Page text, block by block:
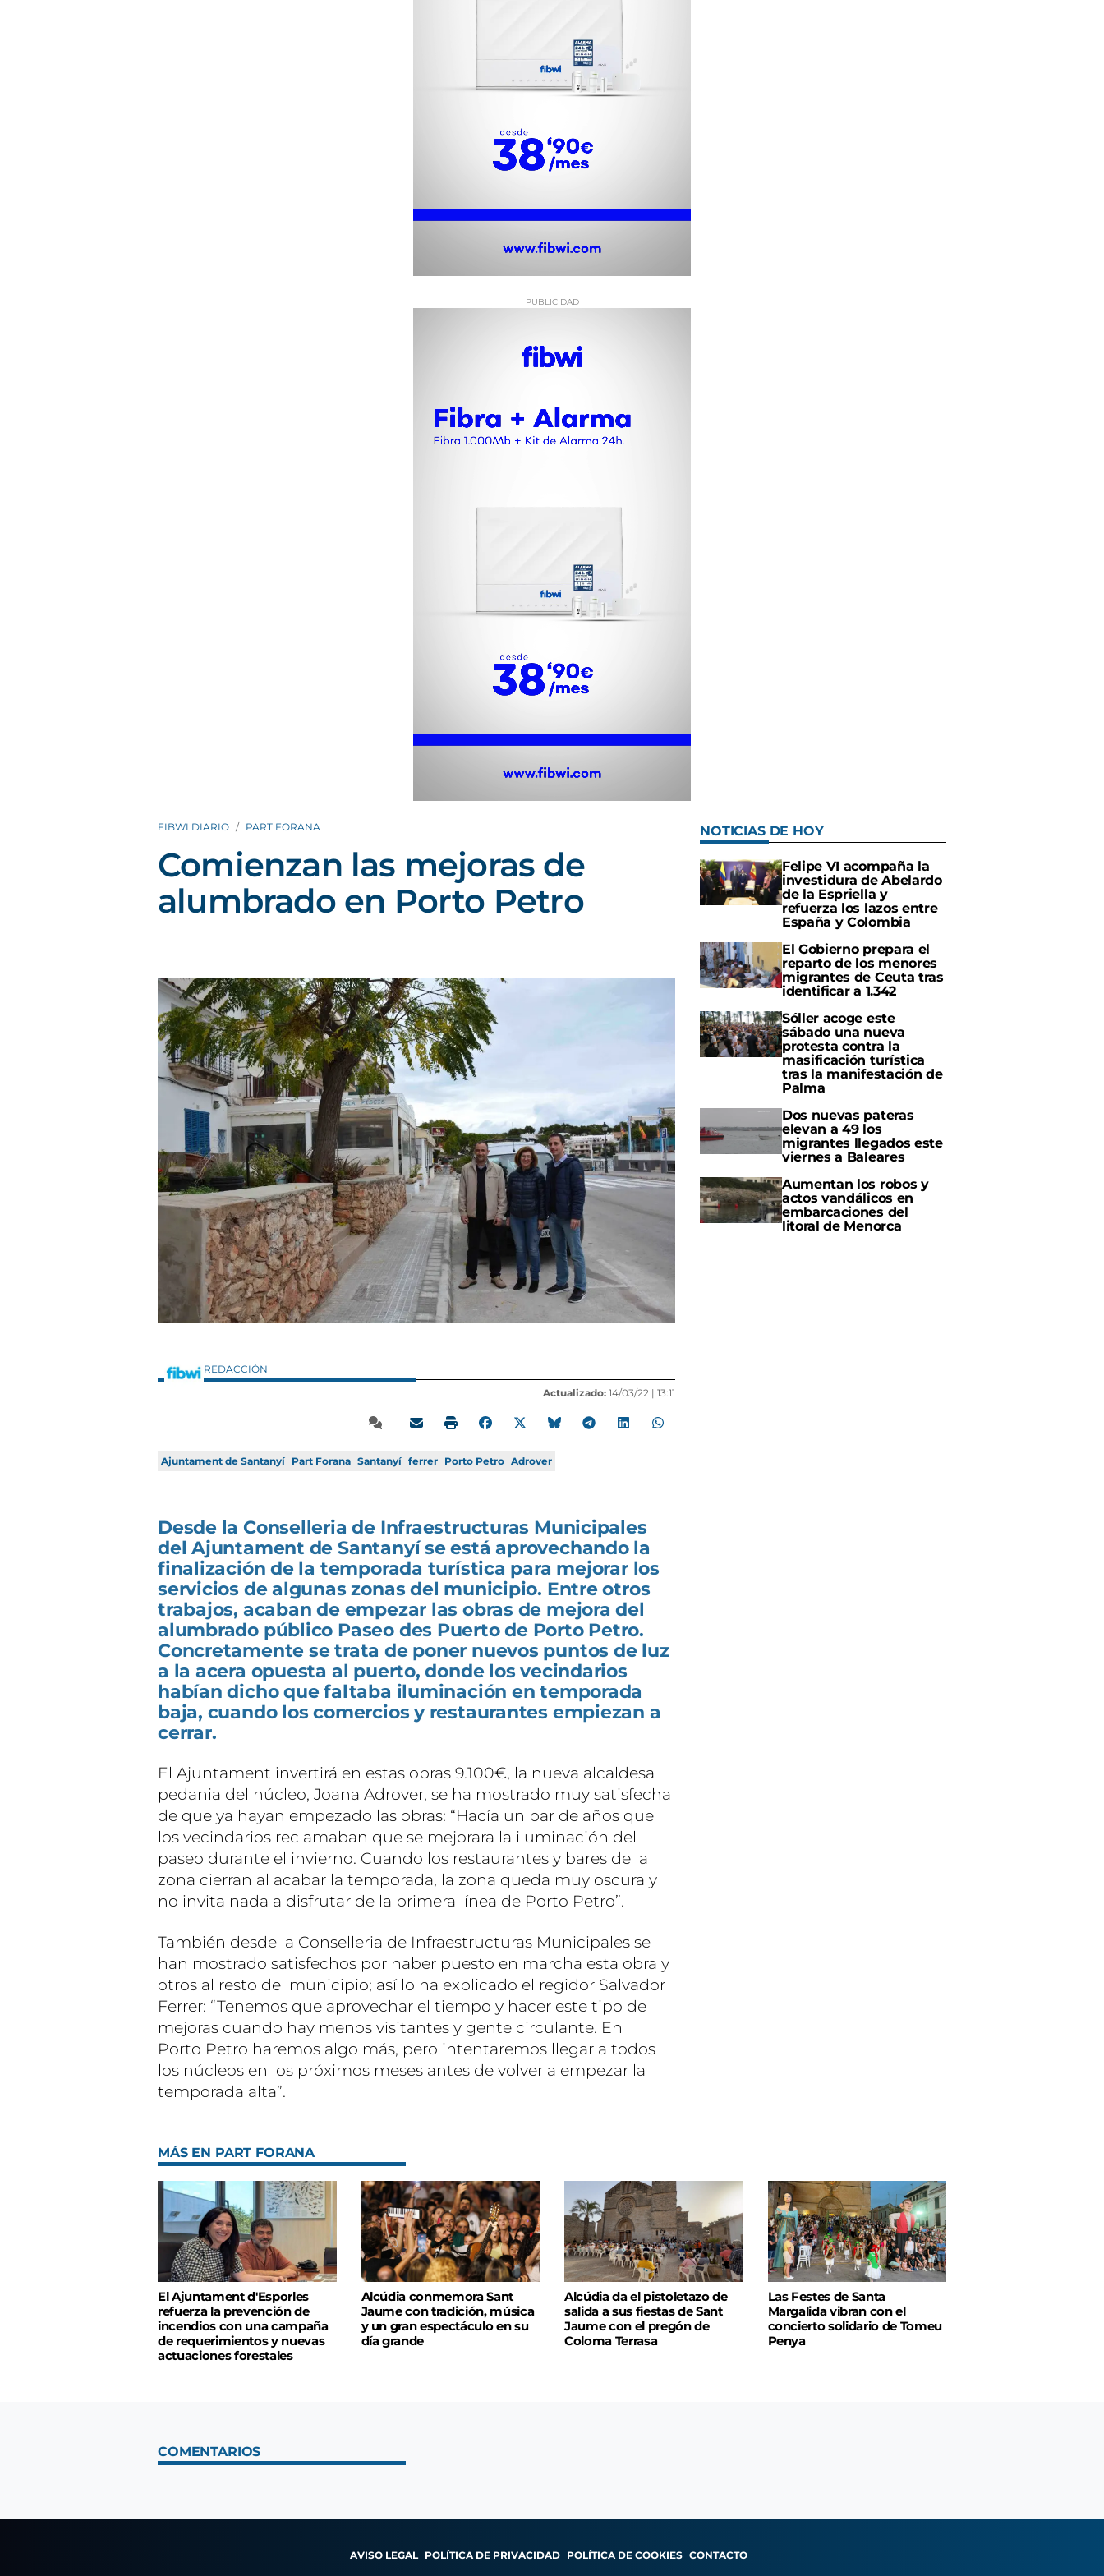
FIBWI DIARIO PART FORANA
Comienzan las mejoras de
alumbrado en Porto Petro
REDACCIÓN
Actualizado: 14/03/22 | 13:11
Ajuntament de Santanyí Part Forana Santanyí ferrer Porto Petro Adrover
Desde la Conselleria de Infraestructuras Municipales
del Ajuntament de Santanyí se está aprovechando la
finalización de la temporada turística para mejorar los
servicios de algunas zonas del municipio. Entre otros
trabajos, acaban de empezar las obras de mejora del
alumbrado público Paseo des Puerto de Porto Petro.
Concretamente se trata de poner nuevos puntos de luz
a la acera opuesta al puerto, donde los vecindarios
habían dicho que faltaba iluminación en temporada
baja, cuando los comercios y restaurantes empiezan a
cerrar.
El Ajuntament invertirá en estas obras 9.100€, la nueva alcaldesa
pedania del núcleo, Joana Adrover, se ha mostrado muy satisfecha
de que ya hayan empezado las obras: “Hacía un par de años que
los vecindarios reclamaban que se mejorara la iluminación del
paseo durante el invierno. Cuando los restaurantes y bares de la
zona cierran al acabar la temporada, la zona queda muy oscura y
no invita nada a disfrutar de la primera línea de Porto Petro”.
También desde la Conselleria de Infraestructuras Municipales se
han mostrado satisfechos por haber puesto en marcha esta obra y
otros al resto del municipio; así lo ha explicado el regidor Salvador
Ferrer: “Tenemos que aprovechar el tiempo y hacer este tipo de
mejoras cuando hay menos visitantes y gente circulante. En
Porto Petro haremos algo más, pero intentaremos llegar a todos
los núcleos en los próximos meses antes de volver a empezar la
temporada alta”.
NOTICIAS DE HOY
Felipe VI acompaña la
investidura de Abelardo
de la Espriella y
refuerza los lazos entre
España y Colombia
El Gobierno prepara el
reparto de los menores
migrantes de Ceuta tras
identificar a 1.342
Sóller acoge este
sábado una nueva
protesta contra la
masificación turística
tras la manifestación de
Palma
Dos nuevas pateras
elevan a 49 los
migrantes llegados este
viernes a Baleares
Aumentan los robos y
actos vandálicos en
embarcaciones del
litoral de Menorca
MÁS EN PART FORANA
El Ajuntament d'Esporles
refuerza la prevención de
incendios con una campaña
de requerimientos y nuevas
actuaciones forestales
Alcúdia conmemora Sant
Jaume con tradición, música
y un gran espectáculo en su
día grande
Alcúdia da el pistoletazo de
salida a sus fiestas de Sant
Jaume con el pregón de
Coloma Terrasa
Las Festes de Santa
Margalida vibran con el
concierto solidario de Tomeu
Penya
COMENTARIOS
AVISO LEGAL POLÍTICA DE PRIVACIDAD POLÍTICA DE COOKIES CONTACTO